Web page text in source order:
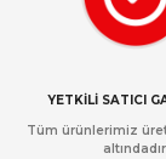
YETKİLİ SATICI
Tüm ürünlerimiz